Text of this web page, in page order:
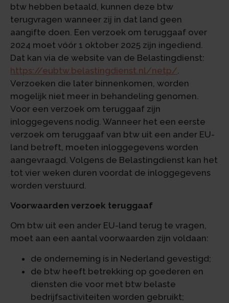
btw hebben betaald, kunnen deze btw
terugvragen wanneer zij in dat land geen
aangifte doen. Een verzoek om teruggaaf over
2024 moet vóór 1 oktober 2025 zijn ingediend.
Dat kan via de website van de Belastingdienst:
https://eubtw.belastingdienst.nl/netp/
Verzoeken die later binnenkomen, worden
mogelijk niet meer in behandeling genomen.
Voor een verzoek om teruggaaf zijn
inloggegevens nodig. Wanneer het een eerste
verzoek om teruggaaf van btw uit een ander EU-
land betreft, moeten inloggegevens worden
aangevraagd. Volgens de Belastingdienst kan het
tot vier weken duren voordat de inloggegevens
worden verstuurd.
Voorwaarden verzoek teruggaaf
Om btw uit een ander EU-land terug te vragen,
moet aan een aantal voorwaarden zijn voldaan:
de onderneming is in Nederland gevestigd;
de btw heeft betrekking op goederen en
diensten die voor met btw belaste
bedrijfsactiviteiten worden gebruikt;